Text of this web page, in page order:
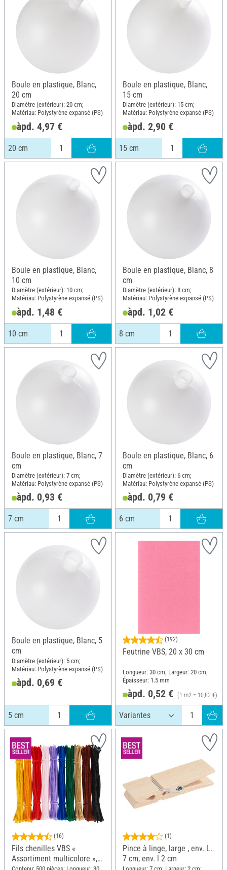
Boule en plastique, Blanc,
20 cm
Diamètre (extérieur): 20 cm;
Matériau: Polystyrène expansé (PS)
àpd. 4,97 €
20 cm
Boule en plastique, Blanc,
15 cm
Diamètre (extérieur): 15 cm;
Matériau: Polystyrène expansé (PS)
àpd. 2,90 €
15 cm
Boule en plastique, Blanc,
10 cm
Diamètre (extérieur): 10 cm;
Matériau: Polystyrène expansé (PS)
àpd. 1,48 €
10 cm
Boule en plastique, Blanc, 8
cm
Diamètre (extérieur): 8 cm;
Matériau: Polystyrène expansé (PS)
àpd. 1,02 €
8 cm
Boule en plastique, Blanc, 7
cm
Diamètre (extérieur): 7 cm;
Matériau: Polystyrène expansé (PS)
àpd. 0,93 €
7 cm
Boule en plastique, Blanc, 6
cm
Diamètre (extérieur): 6 cm;
Matériau: Polystyrène expansé (PS)
àpd. 0,79 €
6 cm
Boule en plastique, Blanc, 5
cm
Diamètre (extérieur): 5 cm;
Matériau: Polystyrène expansé (PS)
àpd. 0,69 €
5 cm
(192)
Feutrine VBS, 20 x 30 cm
Longueur: 30 cm; Largeur: 20 cm;
Épaisseur: 1.5 mm
àpd. 0,52 € (1 m2 = 10,83 €)
(16)
Fils chenilles VBS «
Assortiment multicolore »,
(1)
Pince à linge, large , env. L.
7 cm, env. l 2 cm